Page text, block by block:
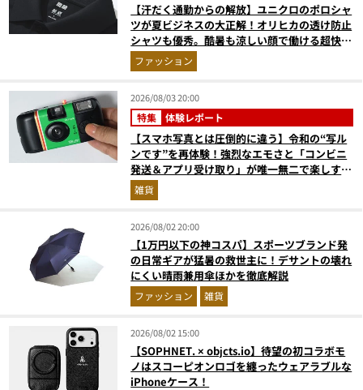
【汗だく通勤からの解放】ユニクロのポロシャ
ツが夏ビジネスの大正解！オリヒカの透け防止
シャツも優秀。酷暑も涼しい顔で働ける超快適
ウエアの実力
ファッション
2026/08/03 20:00
特集 体験レポート
【スマホ写真とは圧倒的に違う】令和の“写ル
ンです”を再体験！強烈なエモさと「コンビニ
発送＆アプリ受け取り」が唯一無二で楽しすぎ
た雑貨
2026/08/02 20:00
【1万円以下の神コスパ】スポーツブランド発
の日常ギアが猛暑の救世主に！デサントの壊れ
にくい晴雨兼用傘ほかを徹底解説
ファッション 雑貨
2026/08/02 15:00
【SOPHNET. × objcts.io】待望の初コラボモ
ノはスコーピオンロゴを纏ったウェアラブルな
iPhoneケース！